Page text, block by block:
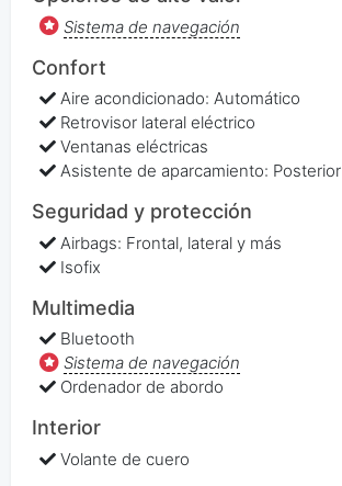
Sistema de navegación
Confort
Aire acondicionado: Automático
Retrovisor lateral eléctrico
Ventanas eléctricas
Asistente de aparcamiento: Posterior
Seguridad y protección
Airbags: Frontal, lateral y más
Isofix
Multimedia
Bluetooth
Sistema de navegación
Ordenador de abordo
Interior
Volante de cuero